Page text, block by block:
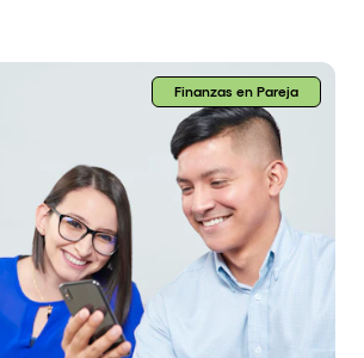
Finanzas en Pareja